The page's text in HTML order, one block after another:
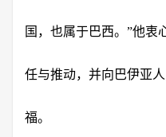
国，也属于巴西。”他衷
任与推动，并向巴伊亚
福。